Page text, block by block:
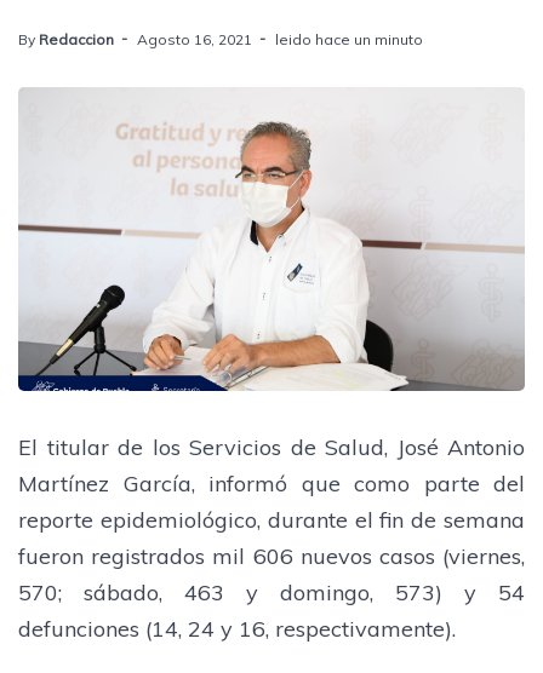
By Redaccion Agosto 16, 2021 leido hace un minuto
El titular de los Servicios de Salud, José Antonio
Martínez García, informó que como parte del
reporte epidemiológico, durante el fin de semana
fueron registrados mil 606 nuevos casos (viernes,
570; sábado, 463 y domingo, 573) y 54
defunciones (14, 24 y 16, respectivamente).